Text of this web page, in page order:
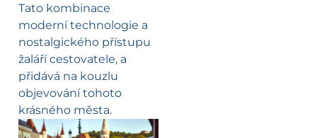
Tato kombinace
moderní technologie a
nostalgického přístupu
žaláří cestovatele, a
přidává na kouzlu
objevování tohoto
krásného města.